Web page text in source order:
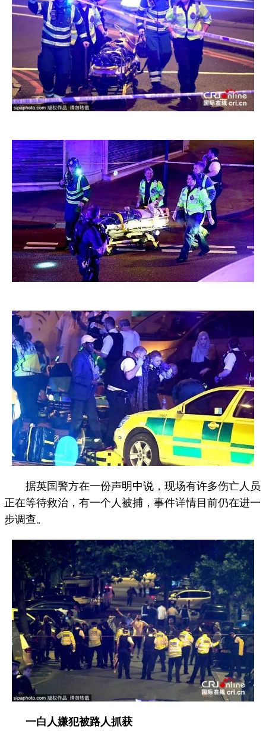
据英国警方在一份声明中说，现场有许多伤亡人员
正在等待救治，有一个人被捕，事件详情目前仍在进一
步调查。
一白人嫌犯被路人抓获